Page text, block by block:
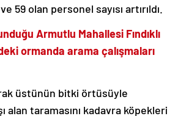
59 olan personel sayısı artırıldı.
Armutlu Mahallesi Fındıklı
ormanda arama çalışmaları
üstünün bitki örtüsüyle
alan taramasını kadavra köpekleri